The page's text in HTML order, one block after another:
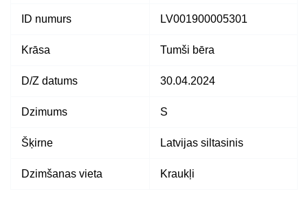
ID numurs LV001900005301
Krāsa Tumši bēra
D/Z datums 30.04.2024
Dzimums S
Šķirne Latvijas siltasinis
Dzimšanas vieta Kraukļi